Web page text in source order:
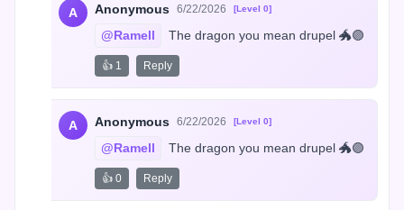
A Anonymous 6/22/2026 [Level 0]
@Ramell The dragon you mean drupel 🐲🟣
👍 1 Reply
A Anonymous 6/22/2026 [Level 0]
@Ramell The dragon you mean drupel 🐲🟣
👍 0 Reply